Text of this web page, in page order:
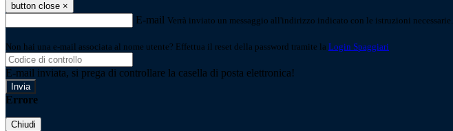
button close ×
E-mail Verrà inviato un messaggio all'indirizzo indicato con le istruzioni necessarie.
Non hai una e-mail associata al nome utente? Effettua il reset della password tramite la Login Spaggiari
E-mail inviata, si prega di controllare la casella di posta elettronica!
Errore
Chiudi